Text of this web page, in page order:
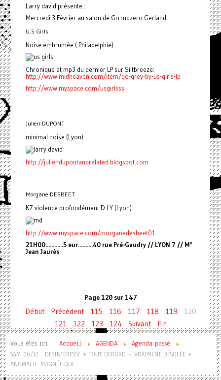
Larry david présente :
Mercredi 3 Février au salon de Grrrndzero Gerland:
U.S Girls
Noise embrumée ( Philadelphie)
Chronique et mp3 du dernier LP sur Siltbreeze:
http://www.midheaven.com/item/go-grey-by-us-girls-lp
http://www.myspace.com/usgirlsss
Julien DUPONT
minimal noise (Lyon)
http://juliendupontandrelated.blogspot.com
Morgane DESBEET
K7 violence profondément D.I.Y (Lyon)
http://www.myspace.com/morganedesbeet01
21H00............5 eur..........40 rue Pré-Gaudry // LYON 7 // M°
Jean Jaurès
Page 120 sur 147
Début Précédent 115 116 117 118 119
120
121
122 123 124 Suivant Fin
Vous êtes ici : Accueil AGENDA
Agenda passé
SAM 06/12 : DESINTERESSE + TOUT DEBORD + VRAIMENT DÉSOLÉE +
ANOMALIE MAGNÉTIQUE